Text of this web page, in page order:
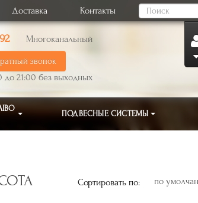
Доставка Контакты
Многоканальный
звонок
до 21:00 без выходных
ПОДВЕСНЫЕ СИСТЕМЫ
Сортировать по: